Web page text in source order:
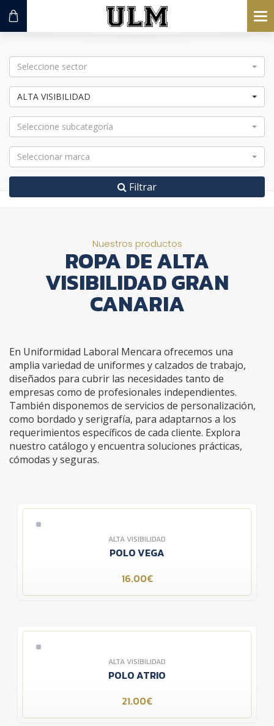
Seleccione sector
ALTA VISIBILIDAD
Seleccione subcategoría
Seleccionar marca
Filtrar
Nuestros productos
ROPA DE ALTA
VISIBILIDAD GRAN
CANARIA
En Uniformidad Laboral Mencara ofrecemos una
amplia variedad de uniformes y calzados de trabajo,
diseñados para cubrir las necesidades tanto de
empresas como de profesionales independientes.
También disponemos de servicios de personalización,
como bordado y serigrafía, para adaptarnos a los
requerimientos específicos de cada cliente. Explora
nuestro catálogo y encuentra soluciones prácticas,
cómodas y seguras.
ALTA VISIBILIDAD
POLO VEGA
16.00€
ALTA VISIBILIDAD
POLO ATRIO
21.00€